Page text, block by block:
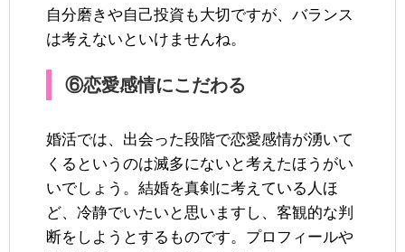
自分磨きや自己投資も大切ですが、バランス
は考えないといけませんね。
⑥恋愛感情にこだわる
婚活では、出会った段階で恋愛感情が湧いて
くるというのは滅多にないと考えたほうがい
いでしょう。結婚を真剣に考えている人ほ
ど、冷静でいたいと思いますし、客観的な判
断をしようとするものです。プロフィールや